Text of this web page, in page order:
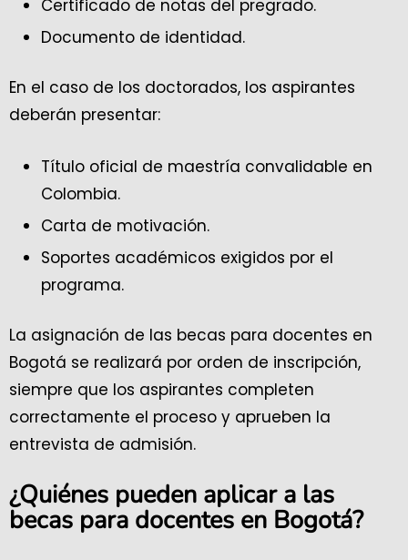
Certificado de notas del pregrado.
Documento de identidad.
En el caso de los doctorados, los aspirantes
deberán presentar:
Título oficial de maestría convalidable en
Colombia.
Carta de motivación.
Soportes académicos exigidos por el
programa.
La asignación de las becas para docentes en
Bogotá se realizará por orden de inscripción,
siempre que los aspirantes completen
correctamente el proceso y aprueben la
entrevista de admisión.
¿Quiénes pueden aplicar a las
becas para docentes en Bogotá?